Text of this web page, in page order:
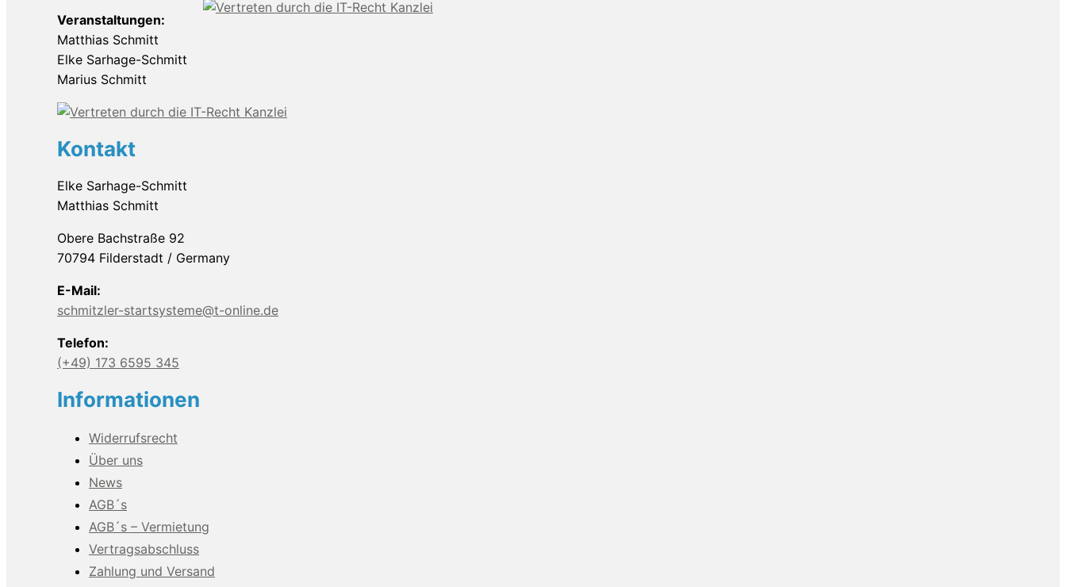
Veranstaltungen:
Matthias Schmitt
Elke Sarhage-Schmitt
Marius Schmitt
Kontakt
Elke Sarhage-Schmitt
Matthias Schmitt
Obere Bachstraße 92
70794 Filderstadt / Germany
E-Mail:
schmitzler-startsysteme@t-online.de
Telefon:
(+49) 173 6595 345
Informationen
Widerrufsrecht
Über uns
News
AGB´s
AGB´s – Vermietung
Vertragsabschluss
Zahlung und Versand